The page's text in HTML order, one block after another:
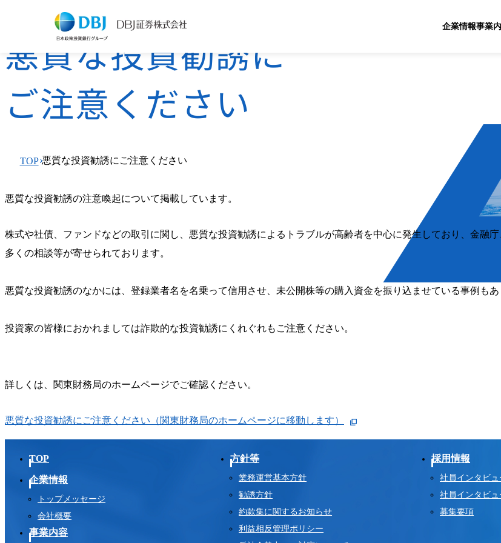
企業情報事業
悪質な投資勧誘に
ご注意ください
TOP 悪質な投資勧誘にご注意ください
悪質な投資勧誘の注意喚起について掲載しています。
株式や社債、ファンドなどの取引に関し、悪質な投資勧誘によるトラブルが高齢者を中心に発生しており、金融
多くの相談等が寄せられております。
悪質な投資勧誘のなかには、登録業者名を名乗って信用させ、未公開株等の購入資金を振り込ませている事例もあ
投資家の皆様におかれましては詐欺的な投資勧誘にくれぐれもご注意ください。
詳しくは、関東財務局のホームページでご確認ください。
悪質な投資勧誘にご注意ください（関東財務局のホームページに移動します）
TOP
企業情報
トップメッセージ
会社概要
事業内容
方針等
業務運営基本方針
勧誘方針
約款集に関するお知らせ
利益相反管理ポリシー
採用情報
社員インタビ
社員インタビ
募集要項